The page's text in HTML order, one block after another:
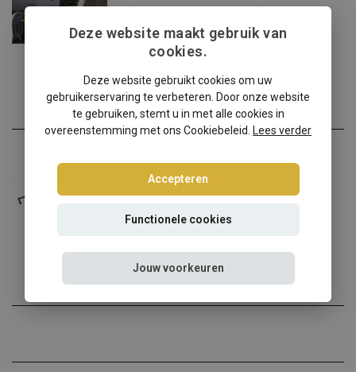
€159,00
✔️ Gratis verzending ...
€139,00
Deze website maakt gebruik van
cookies.
Deze website gebruikt cookies om uw
gebruikerservaring te verbeteren. Door onze website
te gebruiken, stemt u in met alle cookies in
overeenstemming met ons Cookiebeleid.
Lees verder
Accepteren
Functionele cookies
Jouw voorkeuren